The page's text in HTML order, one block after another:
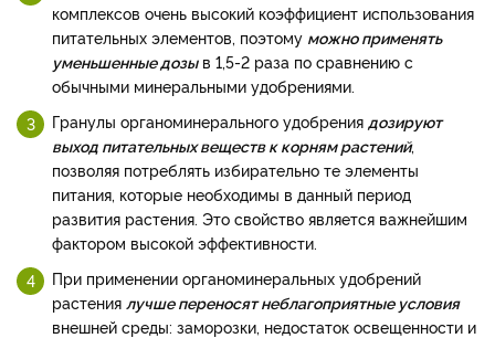
комплексов очень высокий коэффициент использования
питательных элементов, поэтому можно применять
уменьшенные дозыв 1,5-2 раза по сравнению с
обычными минеральными удобрениями.
Гранулы органоминерального удобрения дозируют
выход питательных веществ к корням растений,
позволяя потреблять избирательно те элементы
питания, которые необходимы в данный период
развития растения. Это свойство является важнейшим
фактором высокой эффективности.
При применении органоминеральных удобрений
растения лучше переносят неблагоприятные условия
внешней среды: заморозки, недостаток освещенности и